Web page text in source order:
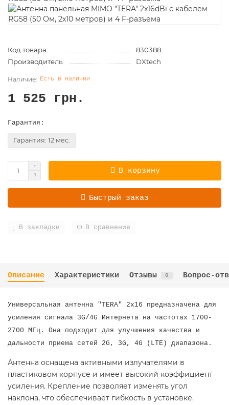
Код товара:
830388
Производитель:
DXtech
Есть в наличии
1 525 грн.
Гарантия:
Гарантия: 12 мес.
В корзину
Быстрый заказ
В закладки В сравнение
Описание Характеристики Отзывы 0 Вопрос-
Универсальная антенна "TERA" 2x16 предназначена для
усиления сигнала 3G/4G Интернета на частотах 1700-
2700 МГц. Она подходит для улучшения качества и
дальности приема сетей 2G, 3G, 4G (LTE) диапазона.
Антенна оснащена активными излучателями в
пластиковом корпусе и имеет высокий коэффициент
усиления. Крепление позволяет изменять угол
наклона, что обеспечивает гибкость в установке.